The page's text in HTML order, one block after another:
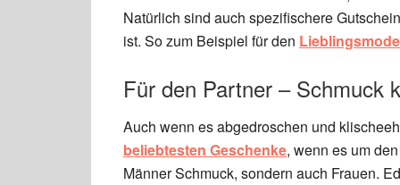
Natürlich sind auch spezifischere
ist. So zum Beispiel für den
Für den Partner – Schmuck
Auch wenn es abgedroschen und
beliebtesten Geschenke, wenn es um
Männer Schmuck, sondern auch Frauen.